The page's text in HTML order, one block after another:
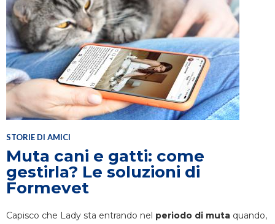
STORIE DI AMICI
Muta cani e gatti: come
gestirla? Le soluzioni di
Formevet
Capisco che Lady sta entrando nel periodo di muta quando,